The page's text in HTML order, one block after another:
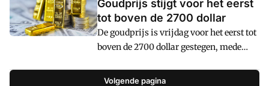
Goudprijs stijgt voor het eerst
tot boven de 2700 dollar
De goudprijs is vrijdag voor het eerst tot
boven de 2700 dollar gestegen, mede
Midden-Oosten na de dood van
Volgende pagina